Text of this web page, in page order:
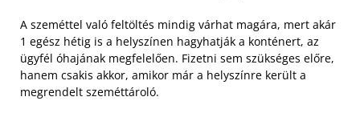
A szeméttel való feltöltés mindig várhat magára, mert akár
1 egész hétig is a helyszínen hagyhatják a konténert, az
ügyfél óhajának megfelelően. Fizetni sem szükséges előre,
hanem csakis akkor, amikor már a helyszínre került a
megrendelt szeméttároló.